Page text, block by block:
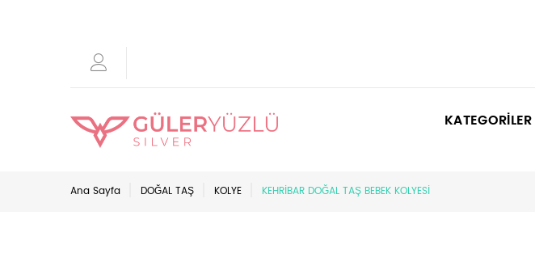
KATEGORİLER
Ana Sayfa DOĞAL TAŞ KOLYE KEHRİBAR DOĞAL TAŞ BEBEK KOLYESİ